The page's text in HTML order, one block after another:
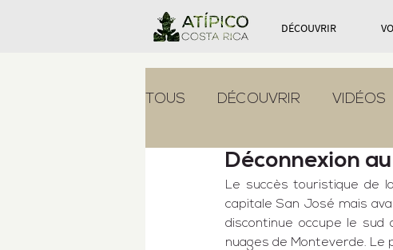
DÉCOUVRIR
TOUS DÉCOUVRIR VIDÉOS
Déconnexion
Le succès touristique de
capitale San José mais
discontinue occupe le sud
nuages de Monteverde. Le